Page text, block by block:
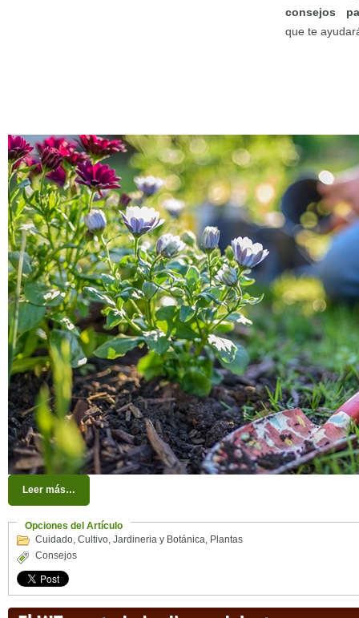
consejos
que te
Leer más…
Opciones del Artículo
Cuidado, Cultivo, Jardineria y Botánica, Plantas
Consejos